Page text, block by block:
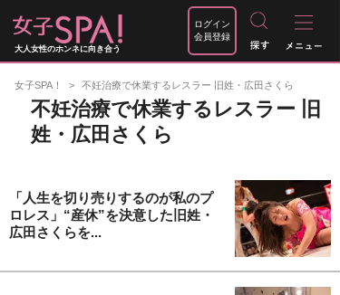
大人女性のホンネに向き合う
ログイン
会員登録
女子SPA！ 不妊治療で休業するレスラー 旧姓・広田さくら
不妊治療で休業するレスラー 旧
姓・広田さくら
「人生を切り売りするのが私のプ
ロレス」“産休”を決意した旧姓・
広田さくらを...